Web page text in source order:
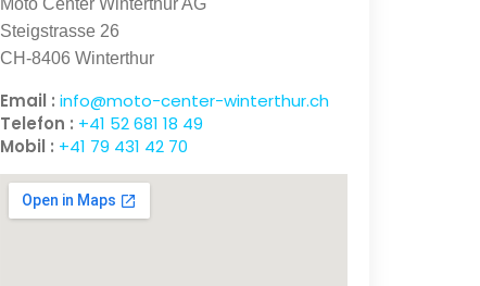
Moto Center Winterthur AG
Steigstrasse 26
CH-8406 Winterthur
Email : info@moto-center-winterthur.ch
Telefon : +41 52 681 18 49
Mobil : +41 79 431 42 70